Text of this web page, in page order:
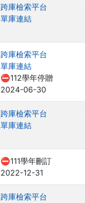
跨庫檢索平台
單庫連結
跨庫檢索平台
單庫連結
⛔112學年停贈
2024-06-30
跨庫檢索平台
單庫連結
⛔111學年刪訂
2022-12-31
跨庫檢索平台